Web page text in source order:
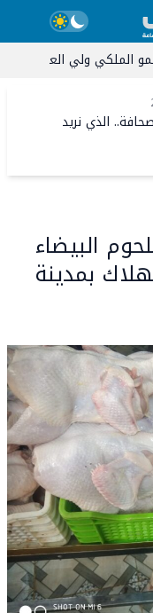
17:47 عيد العرش
الذي نريد
البيضاء
بمدينة